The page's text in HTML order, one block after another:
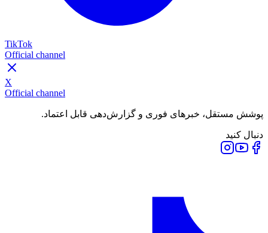
TikTok
Official channel
X
Official channel
پوشش مستقل، خبرهای فوری و گزارش‌دهی قابل اعتماد.
دنبال کنید